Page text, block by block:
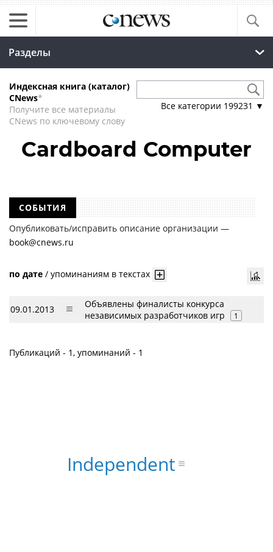
Разделы
Индексная книга (каталог)
CNews*
Получите все материалы
CNews по ключевому слову
Все категории 199231 ▼
Cardboard Computer
СОБЫТИЯ
Опубликовать/исправить описание организации —
book@cnews.ru
по дате / упоминаниям в текстах
09.01.2013
Объявлены финалисты конкурса
независимых разработчиков игр
1
Публикаций - 1, упоминаний - 1
Independent